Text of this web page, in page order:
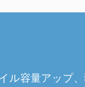
ル容量アップ